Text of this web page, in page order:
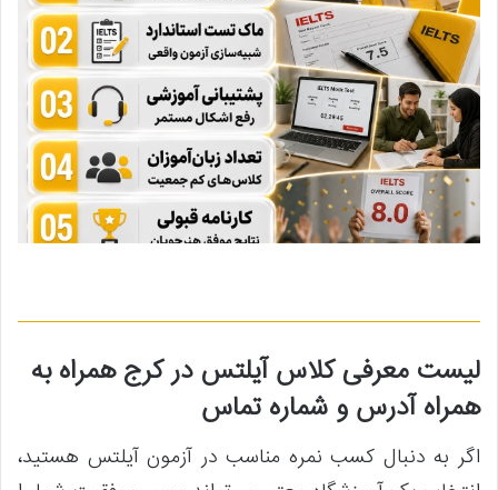
لیست معرفی کلاس آیلتس در کرج همراه به
همراه آدرس و شماره تماس
اگر به دنبال کسب نمره مناسب در آزمون آیلتس هستید،